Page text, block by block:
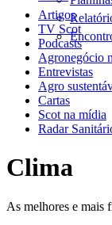
Artigos
TV Scot
Podcasts
Agronegócio
Entrevistas
Agro
Cartas
Scot na mídia
Radar
Clima
As melhores e mais